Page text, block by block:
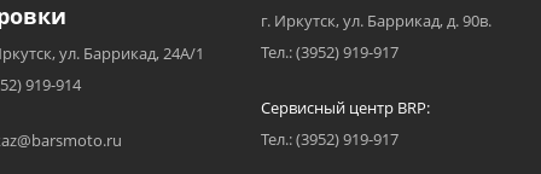
ул. Баррикад, 24А/1
919-914
г. Иркутск, ул. Баррикад, д. 90в.
Тел.: (3952) 919-917
Сервисный центр BRP:
Тел.: (3952) 919-917